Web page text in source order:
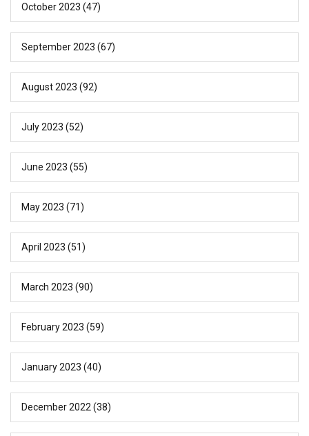
October 2023 (47)
September 2023 (67)
August 2023 (92)
July 2023 (52)
June 2023 (55)
May 2023 (71)
April 2023 (51)
March 2023 (90)
February 2023 (59)
January 2023 (40)
December 2022 (38)